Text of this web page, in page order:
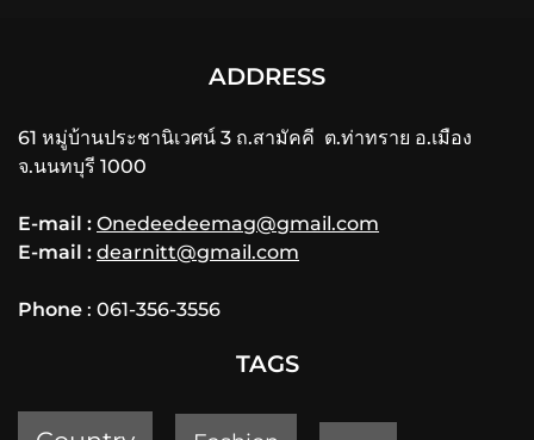
ADDRESS
61 หมู่บ้านประชานิเวศน์ 3 ถ.สามัคคี ต.ท่าทราย อ.เมือง
จ.นนทบุรี 1000
E-mail : Onedeedeemag@gmail.com
E-mail : dearnitt@gmail.com
Phone : 061-356-3556
TAGS